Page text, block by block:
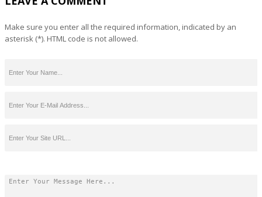
Make sure you enter all the required information, indicated by an
asterisk (*). HTML code is not allowed.